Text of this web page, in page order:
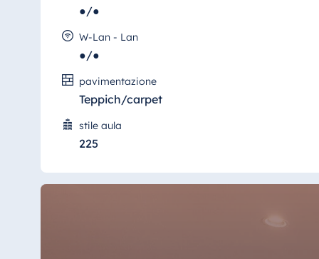
●/●
W-Lan - Lan
●/●
pavimentazione
Teppich/carpet
stile aula
225